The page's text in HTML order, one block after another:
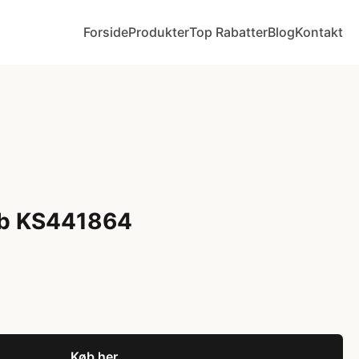
ForsideProdukterTop RabatterBlogKontakt
KS441864